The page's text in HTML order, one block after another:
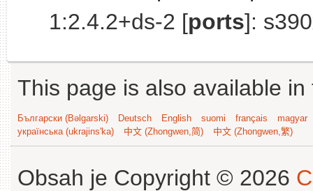
1:2.4.2+ds-2 [ports]:
This page is also available
Български (Bəlgarski) Deutsch English suomi français
magyar
українська (ukrajins'ka)
中文 (Zhongwen,简) 中文 (Zhongwen,繁)
Obsah je Copyright © 2026